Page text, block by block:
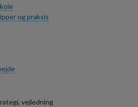
og praksis
vejledning